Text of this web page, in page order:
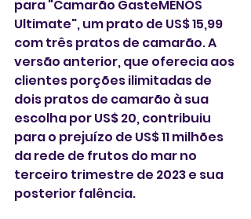
para "Camarão GasteMENOS
Ultimate", um prato de US$ 15,99
com três pratos de camarão. A
versão anterior, que oferecia aos
clientes porções ilimitadas de
dois pratos de camarão à sua
escolha por US$ 20, contribuiu
para o prejuízo de US$ 11 milhões
da rede de frutos do mar no
terceiro trimestre de 2023 e sua
posterior falência.